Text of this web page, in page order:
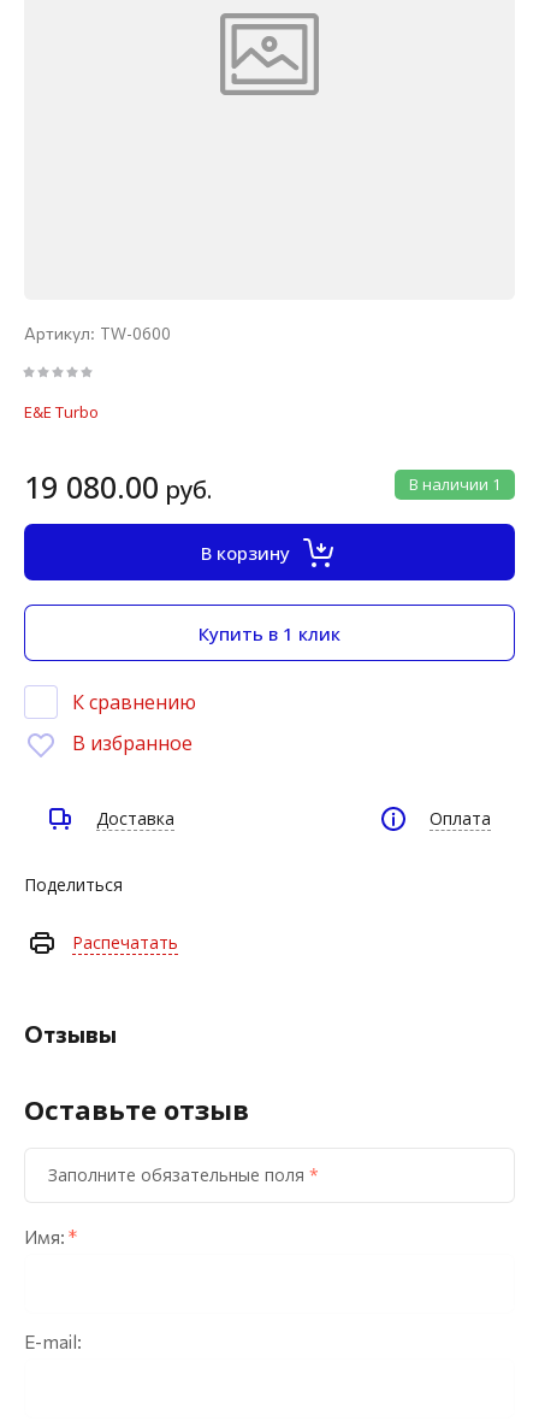
Артикул: TW-0600
E&E Turbo
В наличии 1
19 080.00 руб.
В корзину
Купить в 1 клик
К сравнению
В избранное
Доставка Оплата
Поделиться
Распечатать
Отзывы
Оставьте отзыв
Заполните обязательные поля *
Имя: *
E-mail: